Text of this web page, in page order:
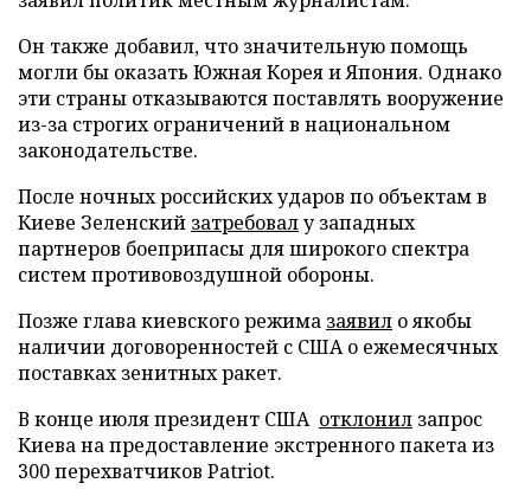
Он также добавил, что значительную помощь
могли бы оказать Южная Корея и Япония. Однако
эти страны отказываются поставлять вооружение
из-за строгих ограничений в национальном
законодательстве.
После ночных российских ударов по объектам в
Киеве Зеленский затребовалу западных
партнеров боеприпасы для широкого спектра
систем противовоздушной обороны.
Позже глава киевского режима заявил о якобы
наличии договоренностей с США о ежемесячных
поставках зенитных ракет.
В конце июля президент США отклонил запрос
Киева на предоставление экстренного пакета из
300 перехватчиков Patriot.